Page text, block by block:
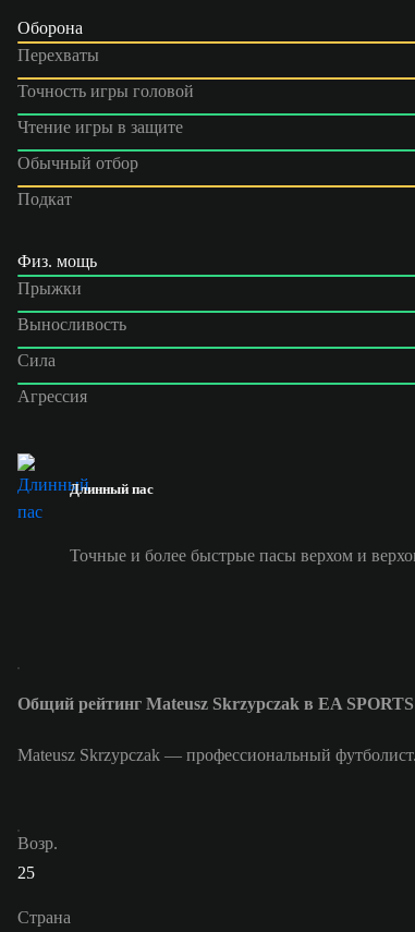
Оборона
Перехваты
Точность игры головой
Чтение игры в защите
Обычный отбор
Подкат
Физ. мощь
Прыжки
Выносливость
Сила
Агрессия
Длинный пас
Точные и более быстрые пасы верхом и
Общий рейтинг Mateusz Skrzypczak в EA
Mateusz Skrzypczak — профессиональный
Возр.
25
Страна